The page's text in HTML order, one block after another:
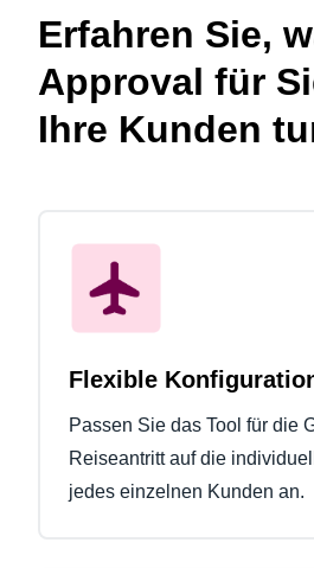
Erfahren Sie,
Approval für
Ihre Kunden
Flexible
Passen Sie das Tool für die
Reiseantritt auf die
jedes einzelnen Kunden an.